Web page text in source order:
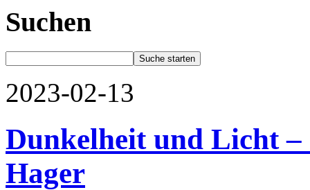
Suchen
2023-02-13
Dunkelheit und Licht
Hager